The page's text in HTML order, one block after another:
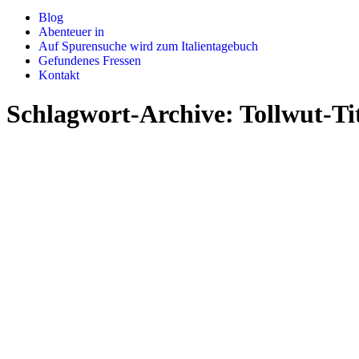
Blog
Abenteuer in
Auf Spurensuche wird zum Italientagebuch
Gefundenes Fressen
Kontakt
Schlagwort-Archive: Tollwut-